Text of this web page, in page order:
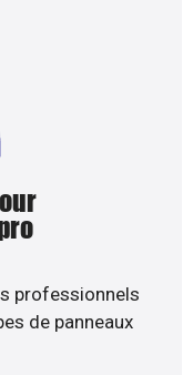
professionnels
de panneaux